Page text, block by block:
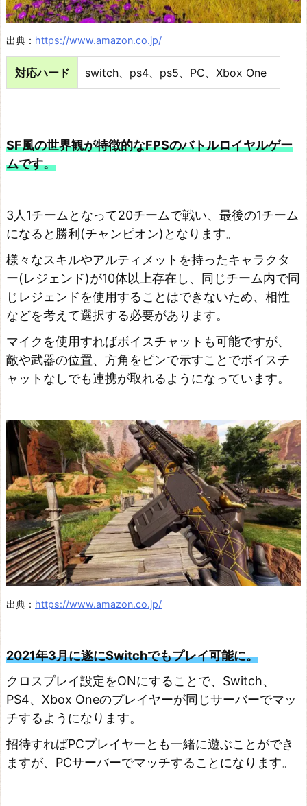
出典： https://www.amazon.co.jp/
対応ハード switch、ps4、ps5、PC、Xbox One
SF風の世界観が特徴的なFPSのバトルロイヤルゲー
ムです。
3人1チームとなって20チームで戦い、最後の1チーム
になると勝利(チャンピオン)となります。
様々なスキルやアルティメットを持ったキャラクタ
ー(レジェンド)が10体以上存在し、同じチーム内で同
じレジェンドを使用することはできないため、相性
などを考えて選択する必要があります。
マイクを使用すればボイスチャットも可能ですが、
敵や武器の位置、方角をピンで示すことでボイスチ
ャットなしでも連携が取れるようになっています。
出典： https://www.amazon.co.jp/
2021年3月に遂にSwitchでもプレイ可能に。
クロスプレイ設定をONにすることで、Switch、
PS4、Xbox Oneのプレイヤーが同じサーバーでマッ
チするようになります。
招待すればPCプレイヤーとも一緒に遊ぶことができ
ますが、PCサーバーでマッチすることになります。